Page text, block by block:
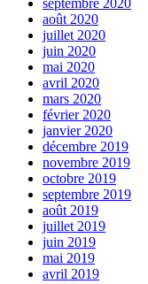
septembre 2020
août 2020
juillet 2020
juin 2020
mai 2020
avril 2020
mars 2020
février 2020
janvier 2020
décembre 2019
novembre 2019
octobre 2019
septembre 2019
août 2019
juillet 2019
juin 2019
mai 2019
avril 2019